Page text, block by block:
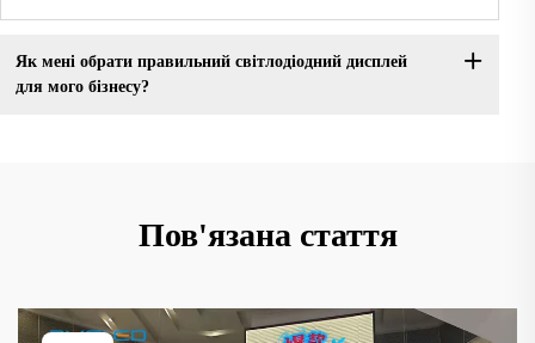
Як мені обрати правильний світлодіодний дисплей
для мого бізнесу?
Пов'язана стаття